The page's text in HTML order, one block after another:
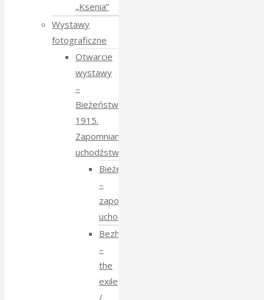
„Ksenia”
Wystawy
fotograficzne
Otwarcie
wystawy
–
Bieżeństwo
1915.
Zapomniane
uchodźstwo
Bieżeństwo
–
zapomniane
uchodźstwo
Bezhenstvo
–
the
exile
/